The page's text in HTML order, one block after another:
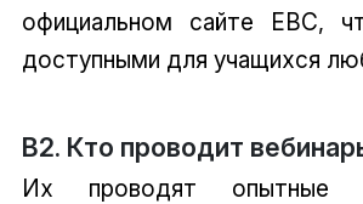
официальном сайте EBC,
доступными для учащихся
В2. Кто проводит
Их проводят опытные